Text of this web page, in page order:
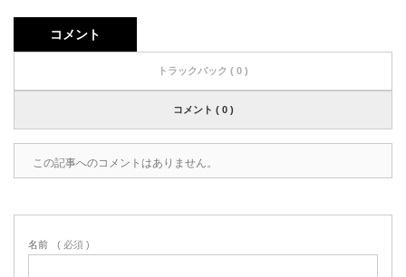
コメント
トラックバック ( 0 )
コメント ( 0 )
この記事へのコメントはありません。
名前 ( 必須 )